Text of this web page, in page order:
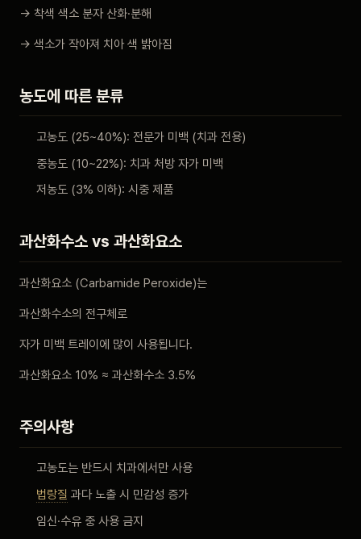
회원가입 / 로그인
→ 착색 색소 분자 산화·분해
→ 색소가 작아져 치아 색 밝아짐
농도에 따른 분류
고농도 (25~40%): 전문가 미백 (치과 전용)
중농도 (10~22%): 치과 처방 자가 미백
저농도 (3% 이하): 시중 제품
과산화수소 vs 과산화요소
과산화요소 (Carbamide Peroxide)는
과산화수소의 전구체로
자가 미백 트레이에 많이 사용됩니다.
과산화요소 10% ≈ 과산화수소 3.5%
주의사항
고농도는 반드시 치과에서만 사용
법랑질 과다 노출 시 민감성 증가
임신·수유 중 사용 금지